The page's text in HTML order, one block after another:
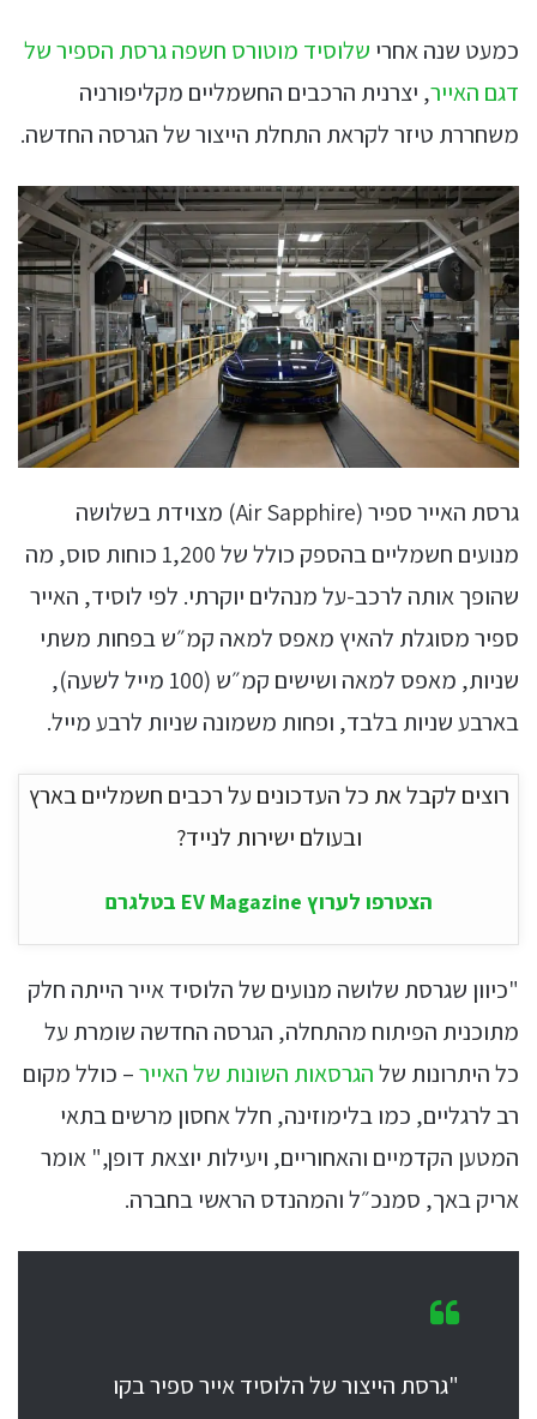
כמעט שנה אחרי שלוסיד מוטורס חשפה גרסת הספיר של
דגם האייר, יצרנית הרכבים החשמליים מקליפורניה
משחררת טיזר לקראת התחלת הייצור של הגרסה החדשה.
גרסת האייר ספיר (Air Sapphire) מצוידת בשלושה
מנועים חשמליים בהספק כולל של 1,200 כוחות סוס, מה
שהופך אותה לרכב-על מנהלים יוקרתי. לפי לוסיד, האייר
ספיר מסוגלת להאיץ מאפס למאה קמ״ש בפחות משתי
שניות, מאפס למאה ושישים קמ״ש (100 מייל לשעה),
בארבע שניות בלבד, ופחות משמונה שניות לרבע מייל.
רוצים לקבל את כל העדכונים על רכבים חשמליים בארץ
ובעולם ישירות לנייד?
הצטרפו לערוץ EV Magazine בטלגרם
"כיוון שגרסת שלושה מנועים של הלוסיד אייר הייתה חלק
מתוכנית הפיתוח מהתחלה, הגרסה החדשה שומרת על
כל היתרונות שלהגרסאות השונות של האייר– כולל מקום
רב לרגליים, כמו בלימוזינה, חלל אחסון מרשים בתאי
המטען הקדמיים והאחוריים, ויעילות יוצאת דופן," אומר
אריק באך, סמנכ״ל והמהנדס הראשי בחברה.
"גרסת הייצור של הלוסיד אייר ספיר בקו